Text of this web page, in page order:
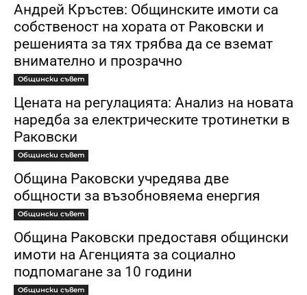
Андрей Кръстев: Общинските имоти са
собственост на хората от Раковски и
решенията за тях трябва да се вземат
внимателно и прозрачно
Общински съвет
Цената на регулацията: Анализ на новата
наредба за електрическите тротинетки в
Раковски
Общински съвет
Община Раковски учредява две
общности за възобновяема енергия
Общински съвет
Община Раковски предоставя общински
имоти на Агенцията за социално
подпомагане за 10 години
Общински съвет